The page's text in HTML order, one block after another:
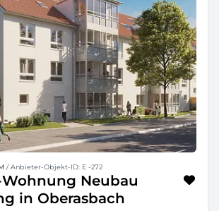
/ Anbieter-Objekt-ID: E -272
Neubau
in Oberasbach